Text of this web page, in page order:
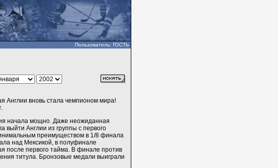
Пользователь: ГОСТЬ
Англии вновь стала чемпионом мира!
начала мощно. Даже неожиданная
выйти Англии из группы с первого
преимуществом в 1/8 финала
над Мексикой, в полуфинале
после первого тайма. В финале против
титула. Бронзовые медали выиграли